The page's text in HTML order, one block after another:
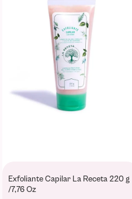
Exfoliante Capilar La Receta 220 g
/7,76 Oz